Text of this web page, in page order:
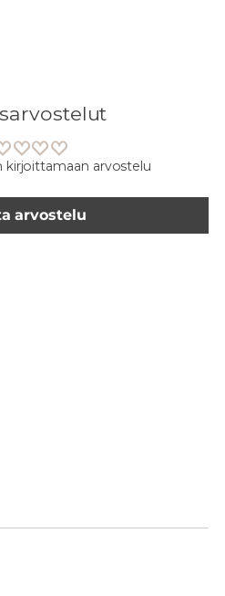
kirjoittamaan arvostelu
arvostelu